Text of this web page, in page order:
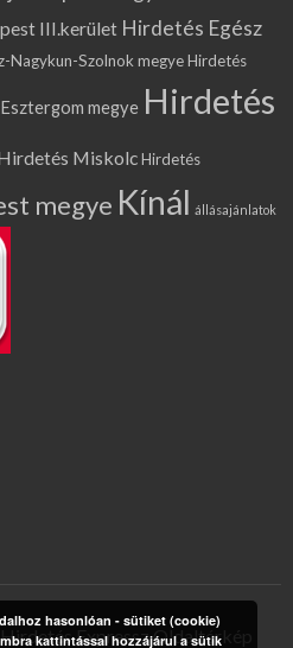
III.kerület Hirdetés Egész
Nagykun-Szolnok megyeHirdetés
megye Hirdetés
MiskolcHirdetés
megye Kínál állásajánlatok
Hirdetés Expressz Oldaltérkép
hasonlóan - sütiket (cookie)
kattintással hozzájárul a sütik